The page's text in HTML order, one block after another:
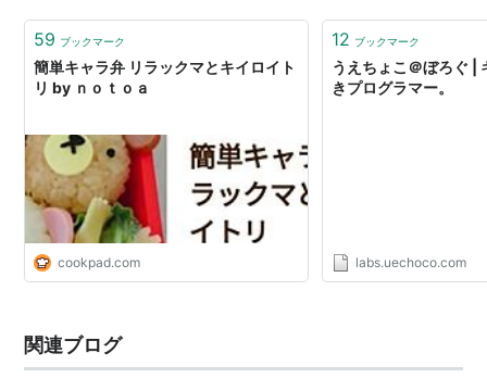
59 ブックマーク
簡単キャラ弁 リラックマとキイロイト
リ by ｎｏｔｏａ
cookpad.com
12 ブックマーク
うえちょこ＠ぼろぐ |
きプログラマー。
labs.uechoco.com
関連ブログ